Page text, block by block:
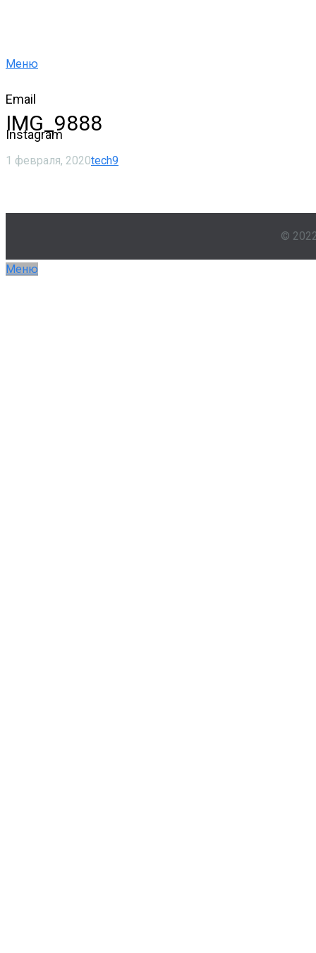
Меню
Email
Instagram
IMG_9888
1 февраля, 2020tech9
©
Меню